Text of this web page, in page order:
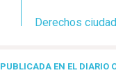
Derechos
PUBLICADA EN EL DIARIO